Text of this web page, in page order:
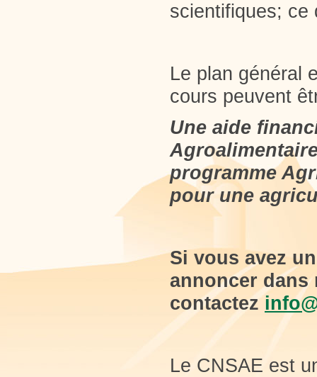
scientifiques;
Le plan général
cours peuvent
Une aide
programme
pour une
Si vous avez
annoncer
contactez
Le CNSAE est